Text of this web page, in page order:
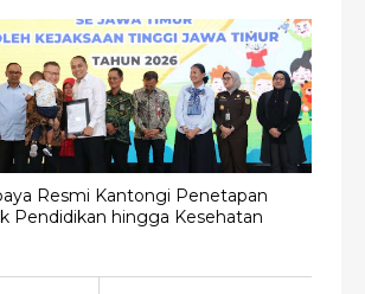
Resmi Kantongi Penetapan
Pendidikan hingga Kesehatan